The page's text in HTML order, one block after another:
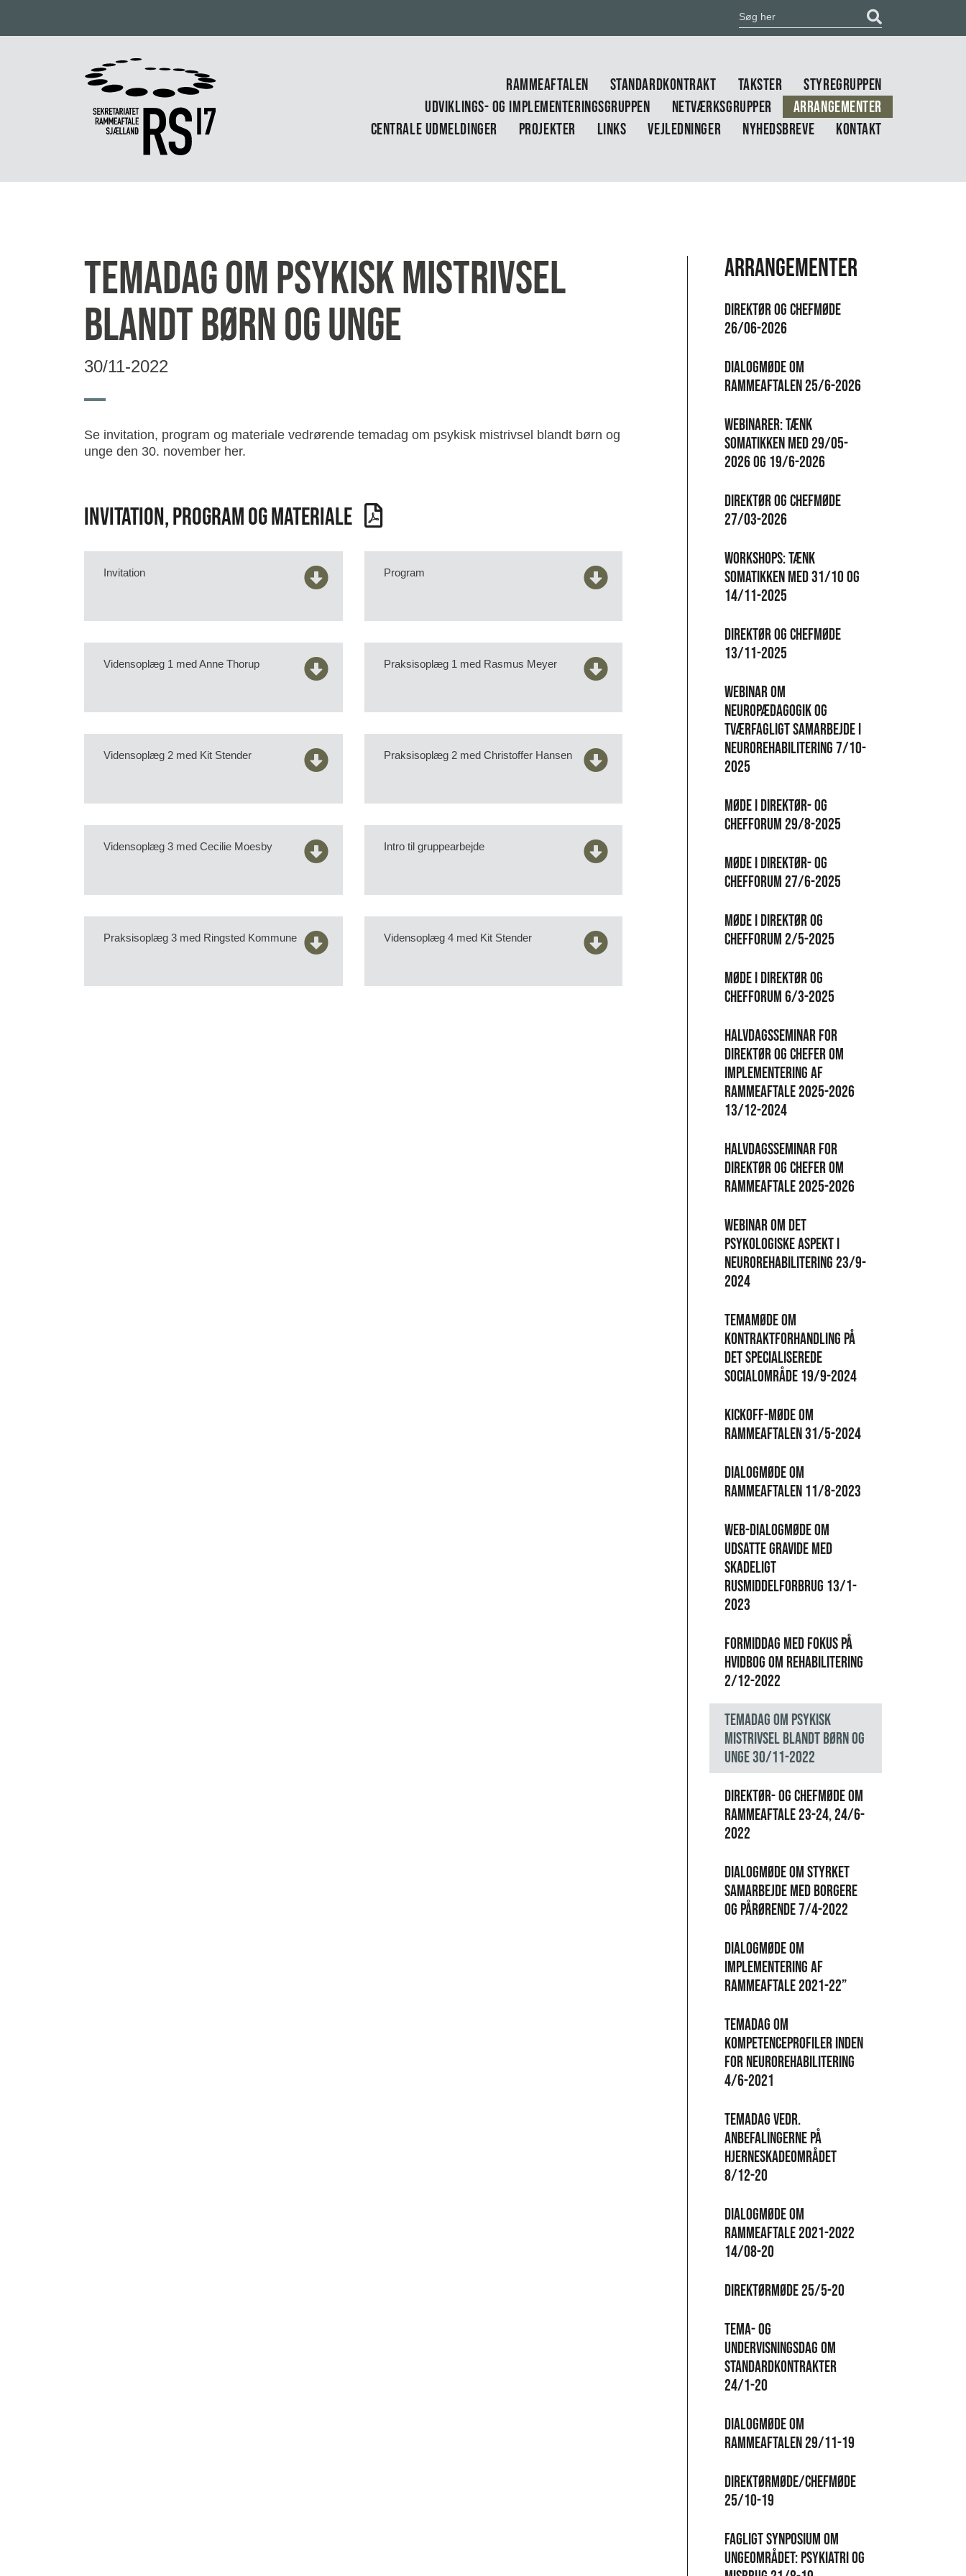
RAMMEAFTALEN STANDARDKONTRAKT TAKSTER
STYREGRUPPEN
UDVIKLINGS- OG IMPLEMENTERINGSGRUPPEN
NETVÆRKSGRUPPER
ARRANGEMENTER
CENTRALE UDMELDINGER
PROJEKTER LINKS VEJLEDNINGER NYHEDSBREVE KONTAKT
Temadag om psykisk mistrivsel
blandt børn og unge
30/11-2022
Se invitation, program og materiale vedrørende temadag om psykisk mistrivsel blandt børn og
unge den 30. november her.
Invitation, program og materiale
Invitation Program
Vidensoplæg 1 med Anne Thorup Praksisoplæg 1 med Rasmus Meyer
Vidensoplæg 2 med Kit Stender Praksisoplæg 2 med Christoffer Hansen
Vidensoplæg 3 med Cecilie Moesby Intro til gruppearbejde
Praksisoplæg 3 med Ringsted Kommune Vidensoplæg 4 med Kit Stender
Arrangementer
Direktør og chefmøde
26/06-2026
Dialogmøde om
Rammeaftalen 25/6-2026
Webinarer: Tænk
Somatikken Med 29/05-
2026 og 19/6-2026
Direktør og chefmøde
27/03-2026
Workshops: Tænk
somatikken med 31/10 og
14/11-2025
Direktør og chefmøde
13/11-2025
Webinar om
neuropædagogik og
tværfagligt samarbejde i
neurorehabilitering 7/10-
2025
Møde i direktør- og
chefforum 29/8-2025
Møde i direktør- og
chefforum 27/6-2025
Møde i direktør og
chefforum 2/5-2025
Møde i direktør og
chefforum 6/3-2025
Halvdagsseminar for
direktør og chefer om
implementering af
rammeaftale 2025-2026
13/12-2024
Halvdagsseminar for
direktør og chefer om
rammeaftale 2025-2026
Webinar om det
psykologiske aspekt i
neurorehabilitering 23/9-
2024
Temamøde om
kontraktforhandling på
det specialiserede
socialområde 19/9-2024
Kickoff-møde om
rammeaftalen 31/5-2024
Dialogmøde om
Rammeaftalen 11/8-2023
Web-dialogmøde om
udsatte gravide med
skadeligt
rusmiddelforbrug 13/1-
2023
Formiddag med fokus på
Hvidbog om rehabilitering
2/12-2022
Temadag om psykisk
mistrivsel blandt børn og
unge 30/11-2022
Direktør- og chefmøde om
Rammeaftale 23-24, 24/6-
2022
Dialogmøde om styrket
samarbejde med borgere
og pårørende 7/4-2022
Dialogmøde om
implementering af
rammeaftale 2021-22”
Temadag om
kompetenceprofiler inden
for neurorehabilitering
4/6-2021
Temadag vedr.
anbefalingerne på
hjerneskadeområdet
8/12-20
Dialogmøde om
rammeaftale 2021-2022
14/08-20
Direktørmøde 25/5-20
Tema- og
undervisningsdag om
standardkontrakter
24/1-20
Dialogmøde om
rammeaftalen 29/11-19
Direktørmøde/chefmøde
25/10-19
Fagligt synposium om
ungeområdet: Psykiatri og